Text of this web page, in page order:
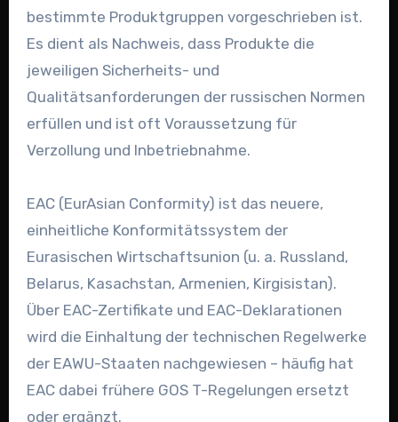
bestimmte Produktgruppen vorgeschrieben ist.
Es dient als Nachweis, dass Produkte die
jeweiligen Sicherheits- und
Qualitätsanforderungen der russischen Normen
erfüllen und ist oft Voraussetzung für
Verzollung und Inbetriebnahme.
EAC (EurAsian Conformity) ist das neuere,
einheitliche Konformitätssystem der
Eurasischen Wirtschaftsunion (u. a. Russland,
Belarus, Kasachstan, Armenien, Kirgisistan).
Über EAC-Zertifikate und EAC-Deklarationen
wird die Einhaltung der technischen Regelwerke
der EAWU-Staaten nachgewiesen – häufig hat
EAC dabei frühere GOS T-Regelungen ersetzt
oder ergänzt.